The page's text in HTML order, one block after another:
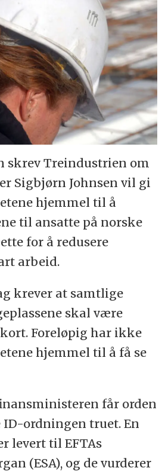
skrev Treindustrien om
Sigbjørn Johnsen vil gi
hjemmel til å
til ansatte på norske
for å redusere
arbeid.
krever at samtlige
skal være
Foreløpig har ikke
hjemmel til å få se
får orden
ID-ordningen truet. En
levert til EFTAs
(ESA), og de vurderer